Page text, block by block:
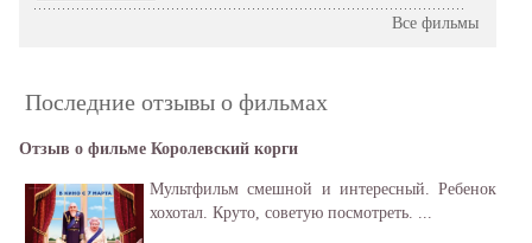
Все фильмы
Последние отзывы о фильмах
Отзыв о фильме Королевский корги
Мультфильм смешной и интересный. Ребенок
хохотал. Круто, советую посмотреть. ...